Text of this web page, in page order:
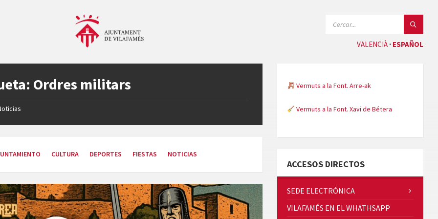
VALENCIÀ ESPAÑOL
Ordres militars
CULTURA DEPORTES FIESTAS NOTICIAS
Vermuts a la Font. Arre-ak
Vermuts a la Font. Xavi de Bétera
Quintà Culroja
ACCESOS DIRECTOS
SEDE ELECTRÓNICA
VILAFAMÉS EN EL WHATHSAPP